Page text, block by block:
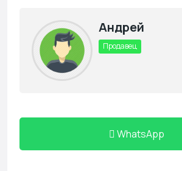
Андрей
Продавец
WhatsApp